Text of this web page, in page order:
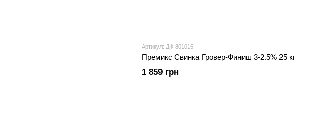
Артикул: ДФ-801015
Премикс Свинка Гровер-Финиш 3-2.5% 25 кг
1 859 грн